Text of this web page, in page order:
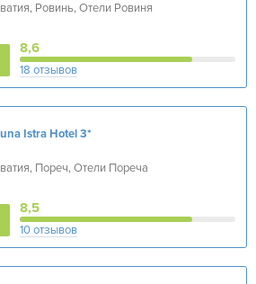
Ровинь, Отели Ровиня
8,6
18 отзывов
Istra Hotel3*
Пореч, Отели Пореча
8,5
10 отзывов